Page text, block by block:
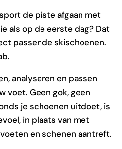
de piste afgaan met
als op de eerste dag? Dat
passende skischoenen.
analyseren en passen
voet. Geen gok, geen
je schoenen uitdoet, is
in plaats van met
en schenen aantreft.